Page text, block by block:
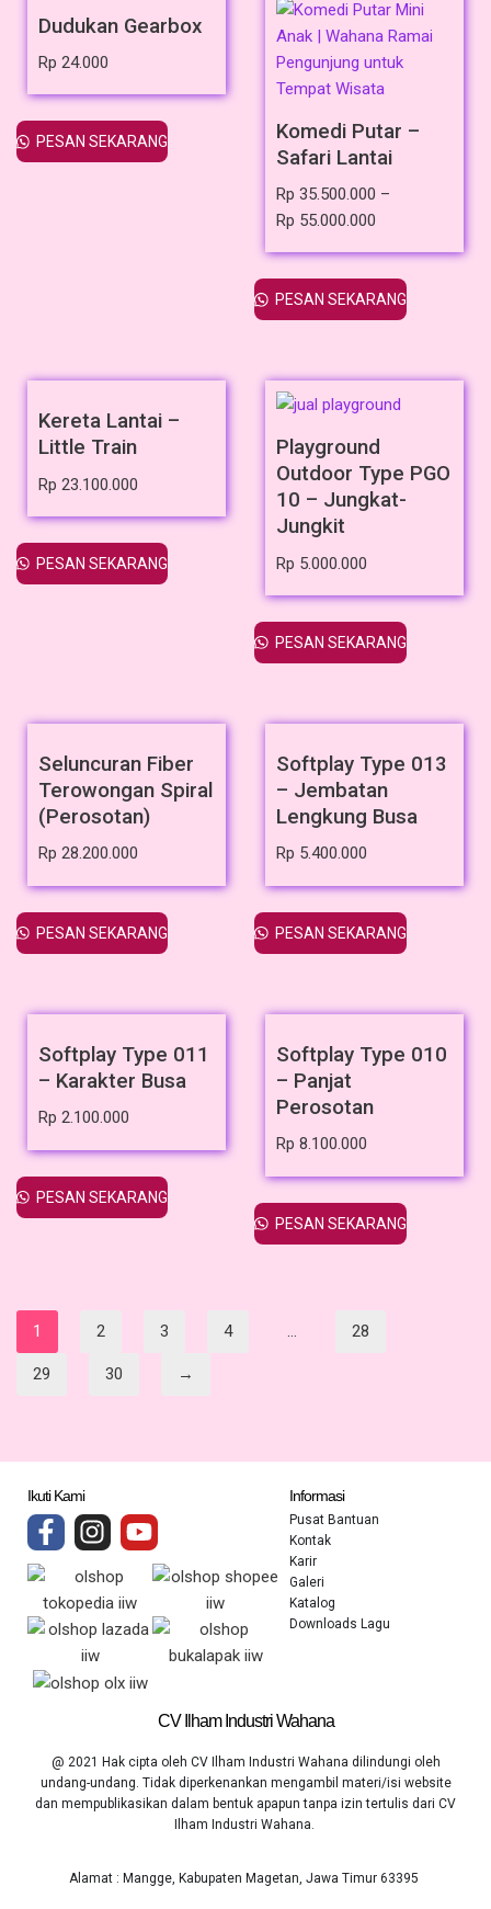
Dudukan Gearbox
Rp 24.000
PESAN SEKARANG
Komedi Putar –
Safari Lantai
Rp 35.500.000 –
Rp 55.000.000
PESAN SEKARANG
Kereta Lantai –
Little Train
Rp 23.100.000
PESAN SEKARANG
Playground
Outdoor Type PGO
10 – Jungkat-
Jungkit
Rp 5.000.000
PESAN SEKARANG
Seluncuran Fiber
Terowongan Spiral
(Perosotan)
Rp 28.200.000
PESAN SEKARANG
Softplay Type 013
– Jembatan
Lengkung Busa
Rp 5.400.000
PESAN SEKARANG
Softplay Type 011
– Karakter Busa
Rp 2.100.000
PESAN SEKARANG
Softplay Type 010
– Panjat
Perosotan
Rp 8.100.000
PESAN SEKARANG
1 2 3 4 28
29 30 →
CV Ilham Industri Wahana
@ 2021 Hak cipta oleh CV Ilham Industri Wahana dilindungi oleh
undang-undang. Tidak diperkenankan mengambil materi/isi website
dan mempublikasikan dalam bentuk apapun tanpa izin tertulis dari CV
Ilham Industri Wahana.
Alamat : Mangge, Kabupaten Magetan, Jawa Timur 63395
Informasi
Pusat Bantuan
Kontak
Karir
Galeri
Katalog
Downloads Lagu
Ikuti Kami